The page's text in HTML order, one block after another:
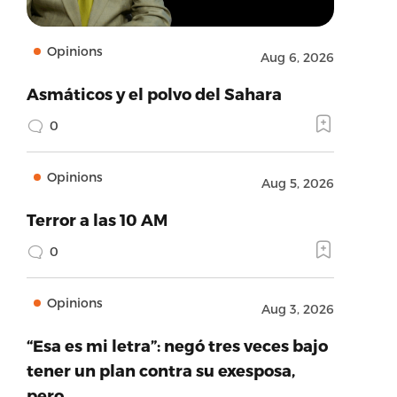
Opinions Aug 6, 2026
Asmáticos y el polvo del Sahara
0
Opinions Aug 5, 2026
Terror a las 10 AM
0
Opinions Aug 3, 2026
“Esa es mi letra”: negó tres veces bajo
tener un plan contra su exesposa,